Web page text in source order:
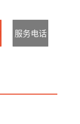
服务电话